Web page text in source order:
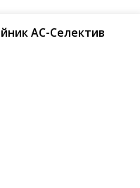
АС-Селектив